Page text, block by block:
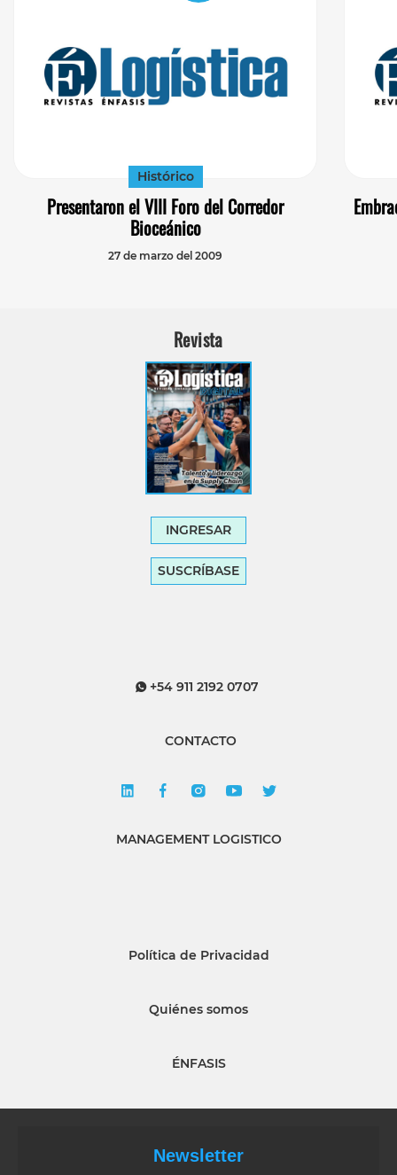
Histórico
Presentaron el VIII Foro del Corredor
Bioceánico
27 de marzo del 2009
Revista
INGRESAR
SUSCRÍBASE
+54 911 2192 0707
CONTACTO
MANAGEMENT LOGISTICO
Política de Privacidad
Quiénes somos
ÉNFASIS
Newsletter